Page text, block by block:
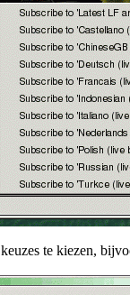
te kiezen,